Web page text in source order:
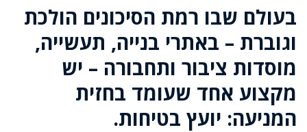
בעולם שבו רמת הסיכונים הולכת
וגוברת – באתרי בנייה, תעשייה,
מוסדות ציבור ותחבורה – יש
מקצוע אחד שעומד בחזית
המניעה: יועץ בטיחות.